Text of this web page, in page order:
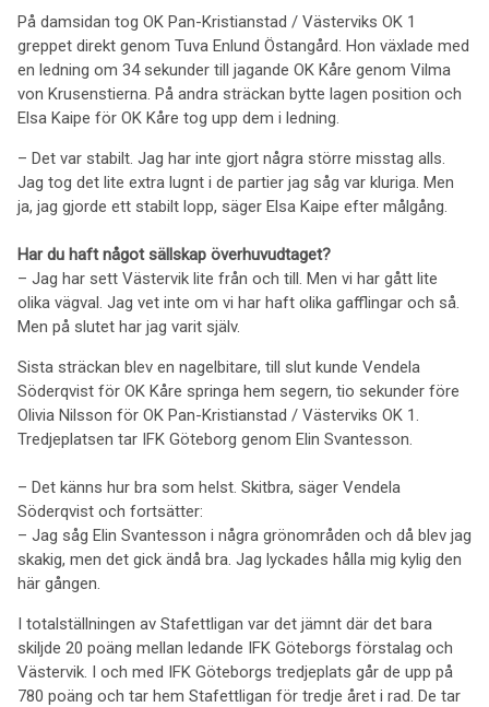
På damsidan tog OK Pan-Kristianstad / Västerviks OK 1
greppet direkt genom Tuva Enlund Östangård. Hon växlade med
en ledning om 34 sekunder till jagande OK Kåre genom Vilma
von Krusenstierna. På andra sträckan bytte lagen position och
Elsa Kaipe för OK Kåre tog upp dem i ledning.
– Det var stabilt. Jag har inte gjort några större misstag alls.
Jag tog det lite extra lugnt i de partier jag såg var kluriga. Men
ja, jag gjorde ett stabilt lopp, säger Elsa Kaipe efter målgång.
Har du haft något sällskap överhuvudtaget?
– Jag har sett Västervik lite från och till. Men vi har gått lite
olika vägval. Jag vet inte om vi har haft olika gafflingar och så.
Men på slutet har jag varit själv.
Sista sträckan blev en nagelbitare, till slut kunde Vendela
Söderqvist för OK Kåre springa hem segern, tio sekunder före
Olivia Nilsson för OK Pan-Kristianstad / Västerviks OK 1.
Tredjeplatsen tar IFK Göteborg genom Elin Svantesson.
– Det känns hur bra som helst. Skitbra, säger Vendela
Söderqvist och fortsätter:
– Jag såg Elin Svantesson i några grönområden och då blev jag
skakig, men det gick ändå bra. Jag lyckades hålla mig kylig den
här gången.
I totalställningen av Stafettligan var det jämnt där det bara
skiljde 20 poäng mellan ledande IFK Göteborgs förstalag och
Västervik. I och med IFK Göteborgs tredjeplats går de upp på
780 poäng och tar hem Stafettligan för tredje året i rad. De tar